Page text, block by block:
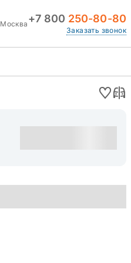
Москва +7 800 250-80-80
Заказать звонок